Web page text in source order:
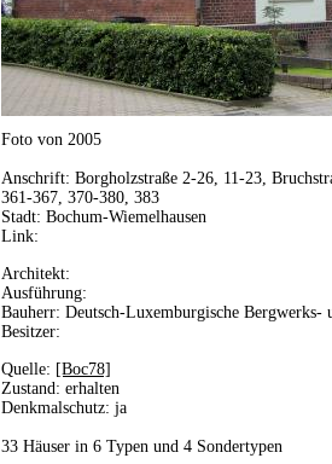
Foto von 2005
Anschrift: Borgholzstraße 2-26, 11-23,
361-367, 370-380, 383
Stadt: Bochum-Wiemelhausen
Link:
Architekt:
Ausführung:
Bauherr: Deutsch-Luxemburgische Bergwerks-
Besitzer:
Quelle: [Boc78]
Zustand: erhalten
Denkmalschutz: ja
33 Häuser in 6 Typen und 4 Sondertypen